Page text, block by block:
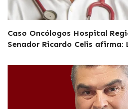
Caso Oncólogos Hospital
Senador Ricardo Celis afirma: